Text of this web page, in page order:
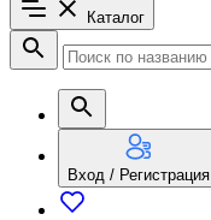
Каталог
Вход / Регистрация